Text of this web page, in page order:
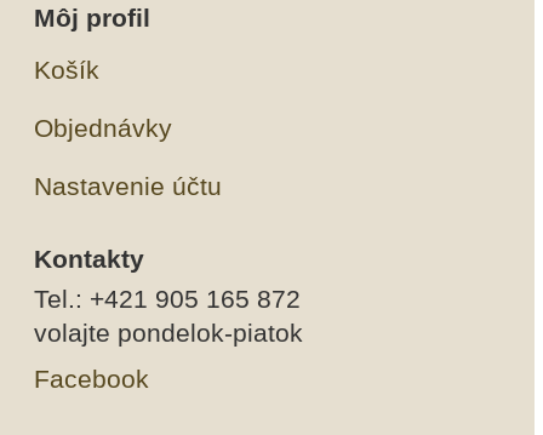
Môj profil
Košík
Objednávky
Nastavenie účtu
Kontakty
Tel.: +421 905 165 872
volajte pondelok-piatok
Facebook